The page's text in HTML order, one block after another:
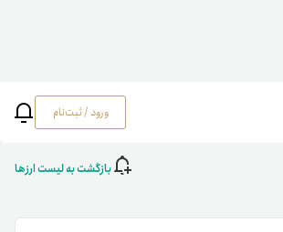
ورود / ثبت‌نام
بازگشت به لیست ارزها